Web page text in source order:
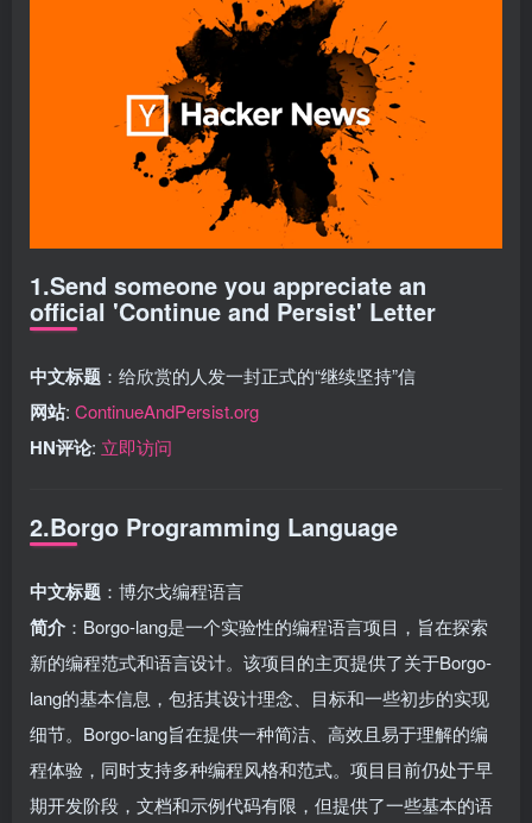
1.Send someone you appreciate an
official 'Continue and Persist' Letter
中文标题 ：给欣赏的人发一封正式的“继续坚持”信
网站: ContinueAndPersist.org
HN评论: 立即访问
2.Borgo Programming Language
中文标题 ：博尔戈编程语言
简介 ：Borgo-lang是一个实验性的编程语言项目，旨在探索
新的编程范式和语言设计。该项目的主页提供了关于Borgo-
lang的基本信息，包括其设计理念、目标和一些初步的实现
细节。Borgo-lang旨在提供一种简洁、高效且易于理解的编
程体验，同时支持多种编程风格和范式。项目目前仍处于早
期开发阶段，文档和示例代码有限，但提供了一些基本的语